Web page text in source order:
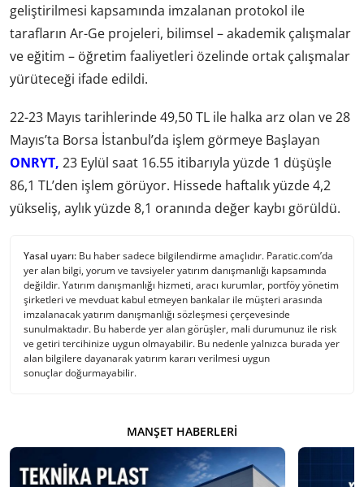
geliştirilmesi kapsamında imzalanan protokol ile
tarafların Ar-Ge projeleri, bilimsel – akademik çalışmalar
ve eğitim – öğretim faaliyetleri özelinde ortak çalışmalar
yürüteceği ifade edildi.
22-23 Mayıs tarihlerinde 49,50 TL ile halka arz olan ve 28
Mayıs’ta Borsa İstanbul’da işlem görmeye Başlayan
ONRYT, 23 Eylül saat 16.55 itibarıyla yüzde 1 düşüşle
86,1 TL’den işlem görüyor. Hissede haftalık yüzde 4,2
yükseliş, aylık yüzde 8,1 oranında değer kaybı görüldü.
Yasal uyarı: Bu haber sadece bilgilendirme amaçlıdır. Paratic.com’da
yer alan bilgi, yorum ve tavsiyeler yatırım danışmanlığı kapsamında
değildir. Yatırım danışmanlığı hizmeti, aracı kurumlar, portföy yönetim
şirketleri ve mevduat kabul etmeyen bankalar ile müşteri arasında
imzalanacak yatırım danışmanlığı sözleşmesi çerçevesinde
sunulmaktadır. Bu haberde yer alan görüşler, mali durumunuz ile risk
ve getiri tercihinize uygun olmayabilir. Bu nedenle yalnızca burada yer
alan bilgilere dayanarak yatırım kararı verilmesi uygun
sonuçlar doğurmayabilir.
MANŞET HABERLERI